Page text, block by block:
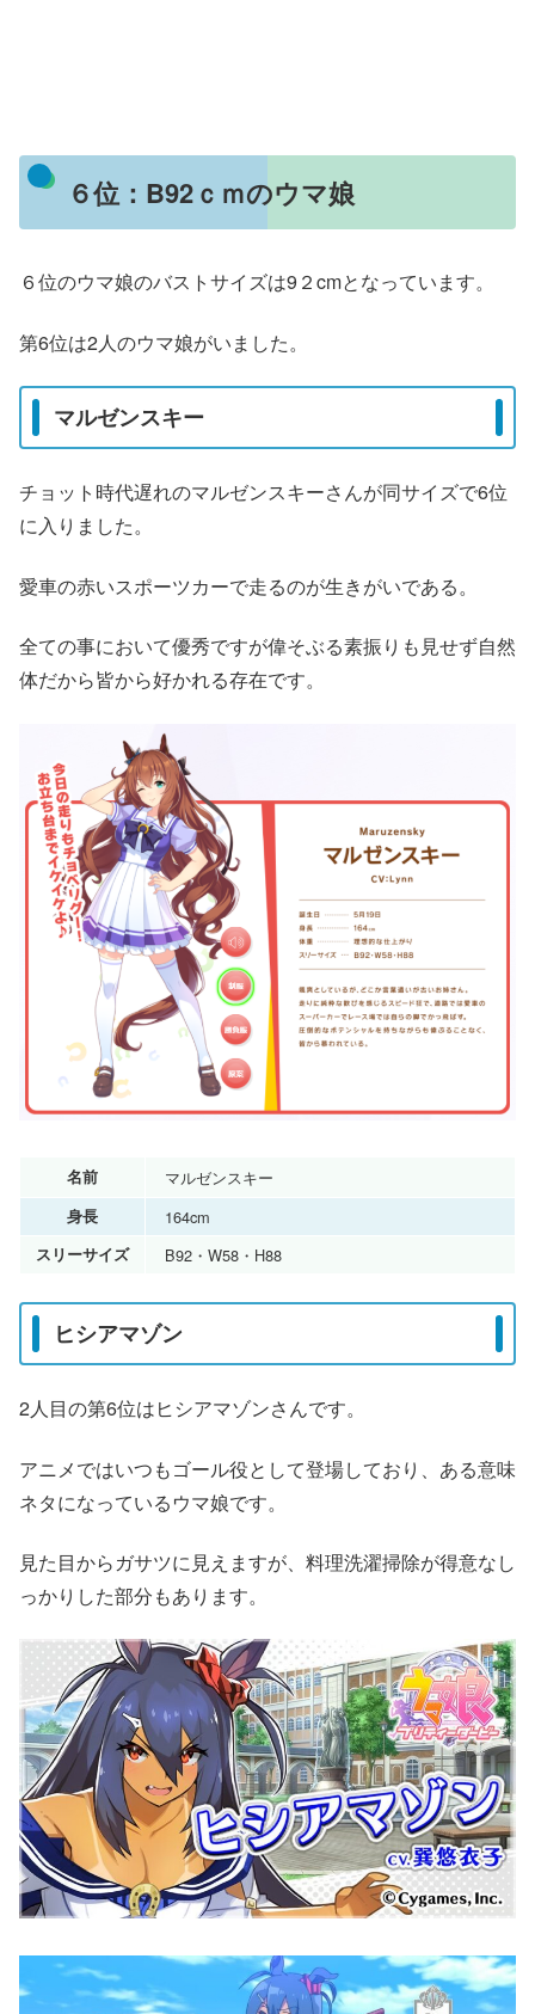
６位：B92ｃｍのウマ娘
６位のウマ娘のバストサイズは9２cmとなっています。
第6位は2人のウマ娘がいました。
マルゼンスキー
チョット時代遅れのマルゼンスキーさんが同サイズで6位
に入りました。
愛車の赤いスポーツカーで走るのが生きがいである。
全ての事において優秀ですが偉そぶる素振りも見せず自然
体だから皆から好かれる存在です。
名前 マルゼンスキー
身長 164cm
スリーサイズ B92・W58・H88
ヒシアマゾン
2人目の第6位はヒシアマゾンさんです。
アニメではいつもゴール役として登場しており、ある意味
ネタになっているウマ娘です。
見た目からガサツに見えますが、料理洗濯掃除が得意なし
っかりした部分もあります。